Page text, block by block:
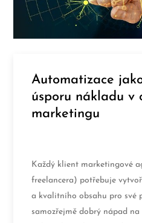
Automatizace
úsporu nákladu v
marketingu
Každý klient marketingové
freelancera) potřebuje
a kvalitního obsahu pro své
samozřejmě dobrý nápad